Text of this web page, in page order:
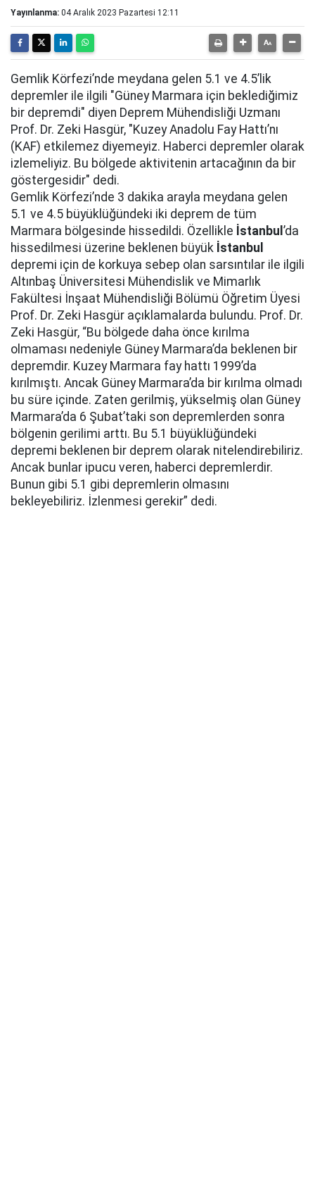
Yayınlanma: 04 Aralık 2023 Pazartesi 12:11
Gemlik Körfezi’nde meydana gelen 5.1 ve 4.5’lik
depremler ile ilgili "Güney Marmara için beklediğimiz
bir depremdi" diyen Deprem Mühendisliği Uzmanı
Prof. Dr. Zeki Hasgür, "Kuzey Anadolu Fay Hattı’nı
(KAF) etkilemez diyemeyiz. Haberci depremler olarak
izlemeliyiz. Bu bölgede aktivitenin artacağının da bir
göstergesidir" dedi.
Gemlik Körfezi’nde 3 dakika arayla meydana gelen
5.1 ve 4.5 büyüklüğündeki iki deprem de tüm
Marmara bölgesinde hissedildi. Özellikle İstanbul ’da
hissedilmesi üzerine beklenen büyük İstanbul
depremi için de korkuya sebep olan sarsıntılar ile ilgili
Altınbaş Üniversitesi Mühendislik ve Mimarlık
Fakültesi İnşaat Mühendisliği Bölümü Öğretim Üyesi
Prof. Dr. Zeki Hasgür açıklamalarda bulundu. Prof. Dr.
Zeki Hasgür, “Bu bölgede daha önce kırılma
olmaması nedeniyle Güney Marmara’da beklenen bir
depremdir. Kuzey Marmara fay hattı 1999’da
kırılmıştı. Ancak Güney Marmara’da bir kırılma olmadı
bu süre içinde. Zaten gerilmiş, yükselmiş olan Güney
Marmara’da 6 Şubat’taki son depremlerden sonra
bölgenin gerilimi arttı. Bu 5.1 büyüklüğündeki
depremi beklenen bir deprem olarak nitelendirebiliriz.
Ancak bunlar ipucu veren, haberci depremlerdir.
Bunun gibi 5.1 gibi depremlerin olmasını
bekleyebiliriz. İzlenmesi gerekir” dedi.